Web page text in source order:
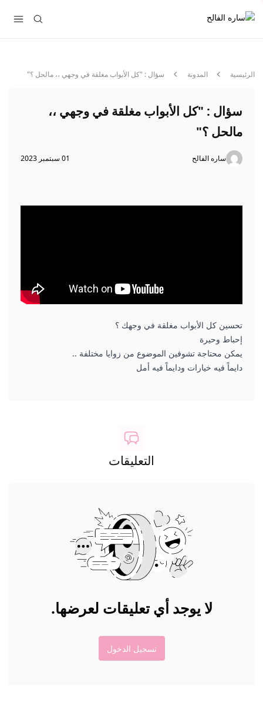
الرئيسية المدونة سؤال : "كل الأبواب مغلقة في وجهي ،، مالحل ؟"
سؤال : "كل الأبواب مغلقة في وجهي ،،
مالحل ؟"
ساره الفالح 01 سبتمبر 2023
تحسين كل الأبواب مغلقة في وجهك ؟
إحباط وحيرة
يمكن محتاجة تشوفين الموضوع من زوايا مختلفة ..
دايماً فيه خيارات ودايماً فيه أمل
التعليقات
لا يوجد أي تعليقات لعرضها.
تسجيل الدخول